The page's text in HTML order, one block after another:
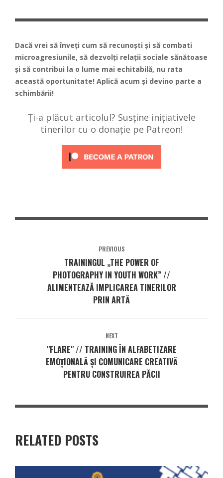
Dacă vrei să înveți cum să recunoști și să combati
microagresiunile, să dezvolți relații sociale sănătoase
și să contribui la o lume mai echitabilă, nu rata
această oportunitate! Aplică acum și devino parte a
schimbării!
Ți-a plăcut articolul? Susține inițiativele
tinerilor cu o donație pe Patreon!
PREVIOUS
TRAININGUL „THE POWER OF
PHOTOGRAPHY IN YOUTH WORK” //
ALIMENTEAZĂ IMPLICAREA TINERILOR
PRIN ARTĂ
NEXT
"FLARE" // TRAINING ÎN ALFABETIZARE
EMOȚIONALĂ ȘI COMUNICARE CREATIVĂ
PENTRU CONSTRUIREA PĂCII
RELATED POSTS